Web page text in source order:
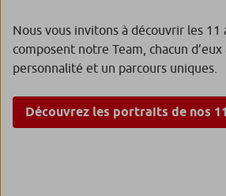
Nous vous invitons à découvrir les 11
composent notre Team, chacun
personnalité et un parcours uniques.
Découvrez les portraits de nos